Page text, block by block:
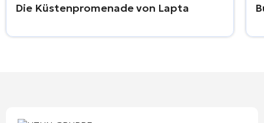
Die Küstenpromenade von Lapta